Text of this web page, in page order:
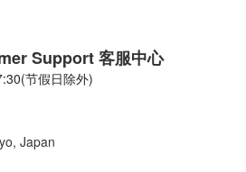
Support 客服中心
节假日除外)
Japan